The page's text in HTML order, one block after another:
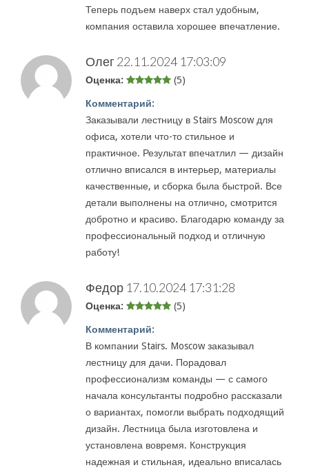
Теперь подъем наверх стал удобным,
компания оставила хорошее впечатление.
Олег 22.11.2024 17:03:09
Оценка: (5)
Комментарий:
Заказывали лестницу в Stairs Moscow для
офиса, хотели что-то стильное и
практичное. Результат впечатлил — дизайн
отлично вписался в интерьер, материалы
качественные, и сборка была быстрой. Все
детали выполнены на отлично, смотрится
добротно и красиво. Благодарю команду за
профессиональный подход и отличную
работу!
Федор 17.10.2024 17:31:28
Оценка: (5)
Комментарий:
В компании Stairs. Moscow заказывал
лестницу для дачи. Порадовал
профессионализм команды — с самого
начала консультанты подробно рассказали
о вариантах, помогли выбрать подходящий
дизайн. Лестница была изготовлена и
установлена вовремя. Конструкция
надежная и стильная, идеально вписалась